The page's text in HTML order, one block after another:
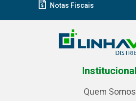
Notas Fiscais
Institucional
Quem Somos